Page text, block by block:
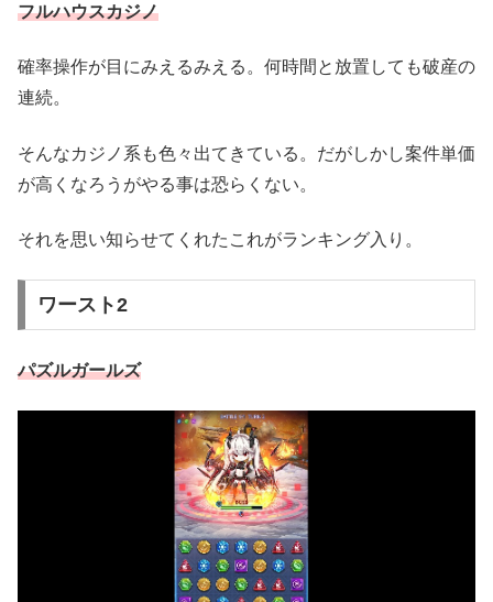
フルハウスカジノ
確率操作が目にみえるみえる。何時間と放置しても破産の
連続。
そんなカジノ系も色々出てきている。だがしかし案件単価
が高くなろうがやる事は恐らくない。
それを思い知らせてくれたこれがランキング入り。
ワースト2
パズルガールズ